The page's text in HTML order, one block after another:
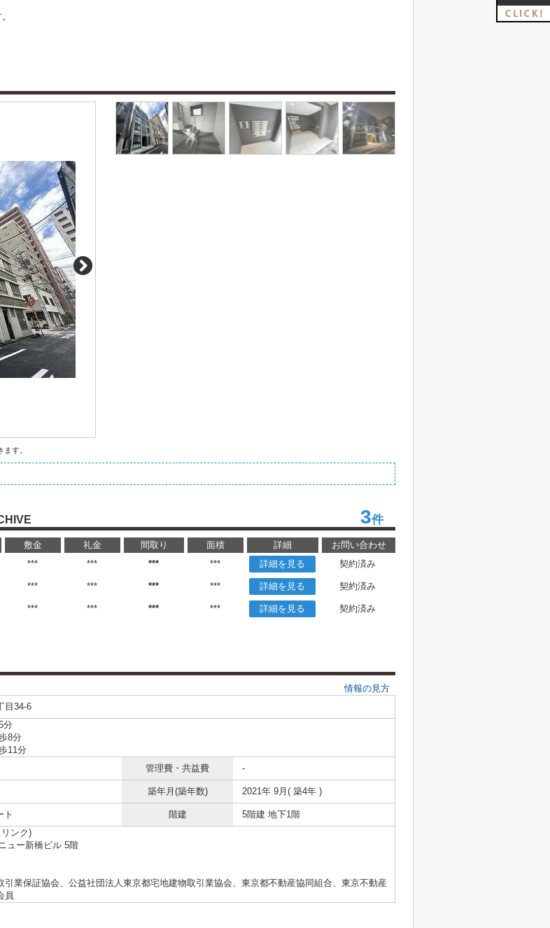
す。
3件
敷金 礼金 間取り 面積 詳細
お問い合わせ
*** *** *** *** 詳細を見る 契約済み
*** *** *** *** 詳細を見る 契約済み
*** *** *** *** 詳細を見る
契約済み
情報の見方
目34-6
分
8分
11分
管理費・共益費 -
築年月(築年数) 2021年 9月( 築4年 )
ト 階建 5階建 地下1階
ンク)
ュー新橋ビル 5階
引業保証協会、公益社団法人東京都宅地建物取引業協会、東京都不動産協同組合、東京不動産
員